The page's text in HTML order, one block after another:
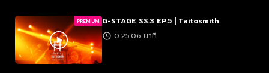
PREMIUM G-STAGE SS.3 EP.5 | Taitosmith
0:25:06 นาที